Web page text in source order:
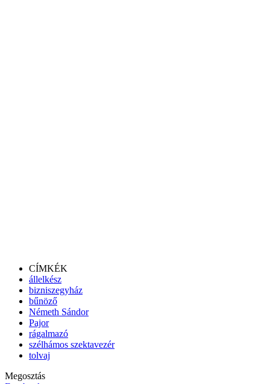
CÍMKÉK
állelkész
bizniszegyház
bűnöző
Németh Sándor
Pajor
rágalmazó
szélhámos szektavezér
tolvaj
Megosztás